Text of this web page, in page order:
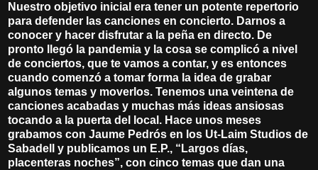
Nuestro objetivo inicial era tener un potente repertorio
para defender las canciones en concierto. Darnos a
conocer y hacer disfrutar a la peña en directo. De
pronto llegó la pandemia y la cosa se complicó a nivel
de conciertos, que te vamos a contar, y es entonces
cuando comenzó a tomar forma la idea de grabar
algunos temas y moverlos. Tenemos una veintena de
canciones acabadas y muchas más ideas ansiosas
tocando a la puerta del local. Hace unos meses
grabamos con Jaume Pedrós en los Ut-Laim Studios de
Sabadell y publicamos un E.P., “Largos días,
placenteras noches”, con cinco temas que dan una